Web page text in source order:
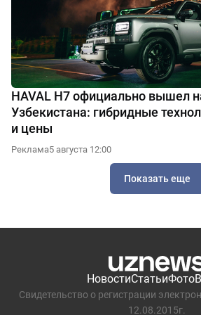
HAVAL H7 официально вышел
Узбекистана: гибридные
и цены
Реклама5 августа 12:00
Показать еще
НовостиСтатьиФото
Свидетельство о регистрации
12.08.2015г.